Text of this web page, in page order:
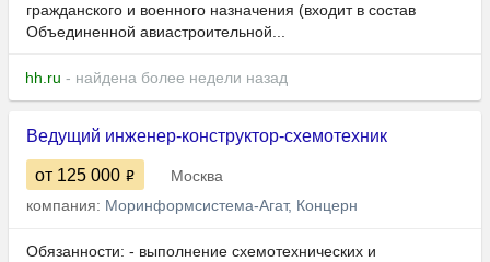
гражданского и военного назначения (входит в состав
Объединенной авиастроительной...
hh.ru - найдена более недели назад
Ведущий инженер-конструктор-схемотехник
от 125 000
Москва
компания: Моринформсистема-Агат, Концерн
Обязанности: - выполнение схемотехнических и